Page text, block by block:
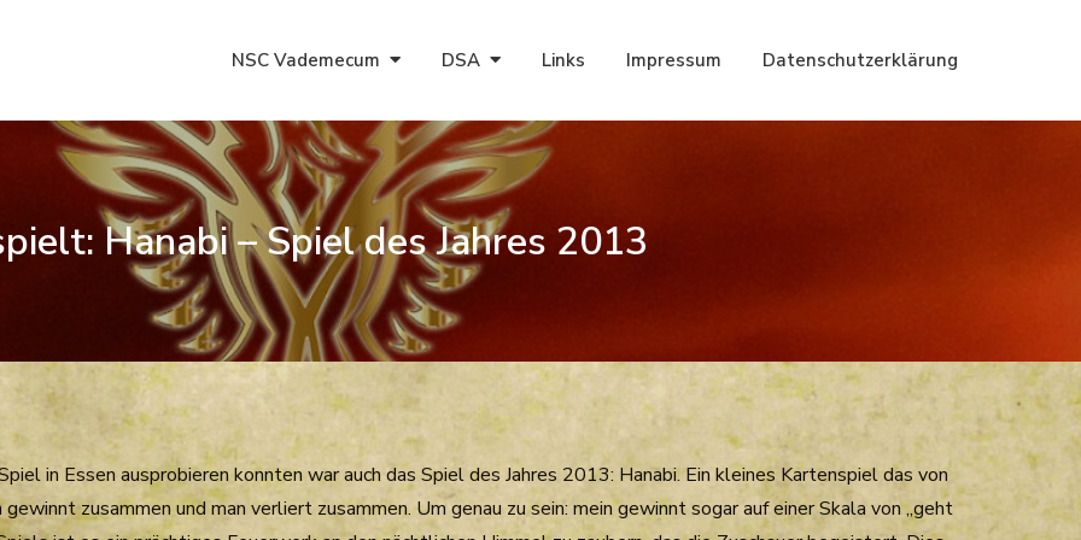
NSC Vademecum DSA Links Impressum Datenschutzerklärung
Hanabi – Spiel des Jahres 2013
in Essen ausprobieren konnten war auch das Spiel des Jahres 2013: Hanabi. Ein kleines Kartenspiel das von
zusammen und man verliert zusammen. Um genau zu sein: mein gewinnt sogar auf einer Skala von „geht